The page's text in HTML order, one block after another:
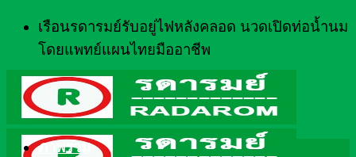
ข้าม
ยัง
เนื้อหา
เรือนรดารมย์รับอยู่ไฟหลังคลอด นวดเปิดท่อน้ำนม
โดยแพทย์แผนไทยมืออาชีพ
ภาพรวม